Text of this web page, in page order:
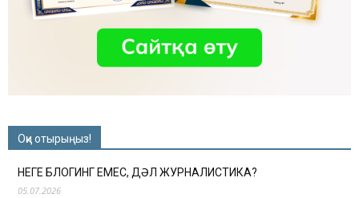
Оқи отырыңыз!
НЕГЕ БЛОГИНГ ЕМЕС, ДӘЛ ЖУРНАЛИСТИКА?
05.07.2026